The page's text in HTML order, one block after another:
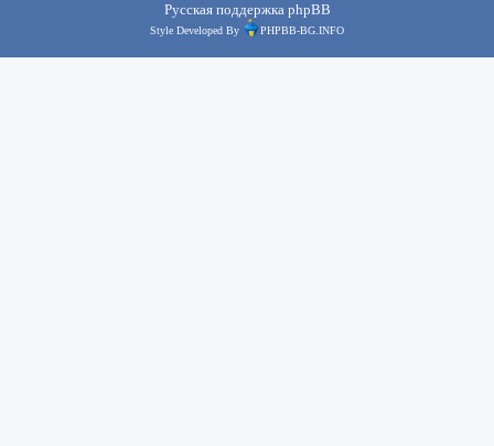
Русская поддержка phpBB
Style Developed By PHPBB-BG.INFO